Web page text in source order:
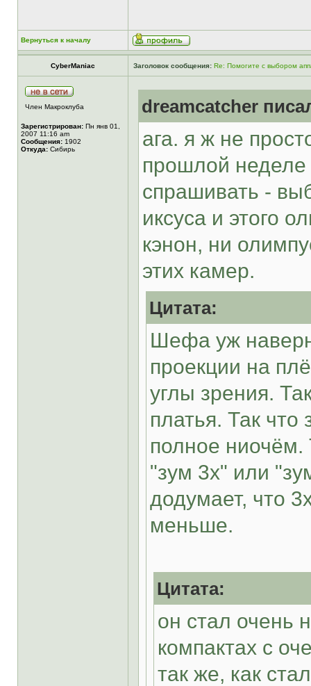
Вернуться к началу
CyberManiac Заголовок сообщения: Re: Помогите с выбором
Член Макроклуба
Зарегистрирован: Пн янв 01,
2007 11:16 am
Сообщения: 1902
Откуда: Сибирь
dreamcatcher
ага. я ж не
прошлой
спрашивать -
иксуса и этого
кэнон, ни
этих камер.
Цитата:
Шефа уж
проекции на
углы зрения.
платья. Так
полное ниочём.
"зум 3x" или
додумает, что
меньше.
Цитата:
он стал очень
компактах с
так же, как